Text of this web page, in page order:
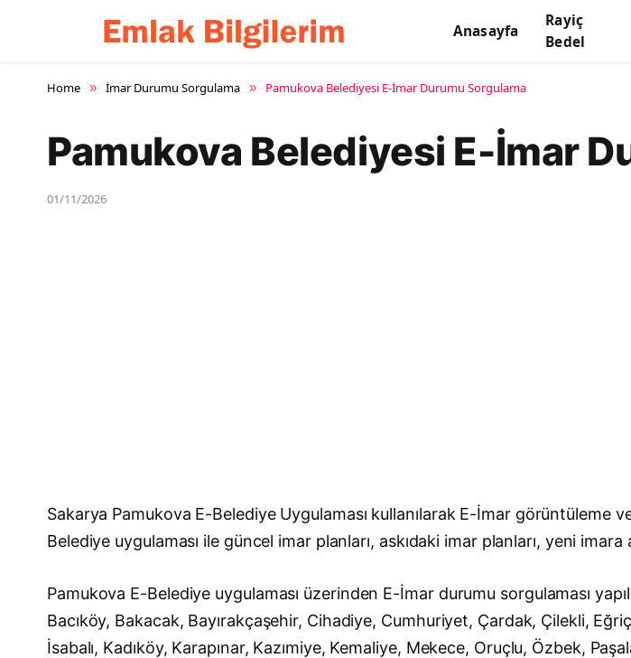
Anasayfa
Rayiç
Bedel
Home » İmar Durumu Sorgulama » Pamukova Belediyesi E-İmar Durumu Sorgulama
Pamukova Belediyesi E-İmar
01/11/2026
Sakarya Pamukova E-Belediye Uygulaması kullanılarak E-İmar görüntüleme
Belediye uygulaması ile güncel imar planları, askıdaki imar planları, yeni
Pamukova E-Belediye uygulaması üzerinden E-İmar durumu sorgulaması
Bacıköy, Bakacak, Bayırakçaşehir, Cihadiye, Cumhuriyet, Çardak, Çilekli,
İsabalı, Kadıköy, Karapınar, Kazımiye, Kemaliye, Mekece, Oruçlu, Özbek,